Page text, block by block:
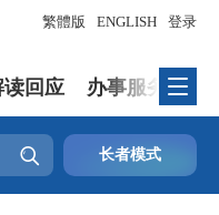
登录
繁體版 ENGLISH
读回应 办事服务
 长者模式